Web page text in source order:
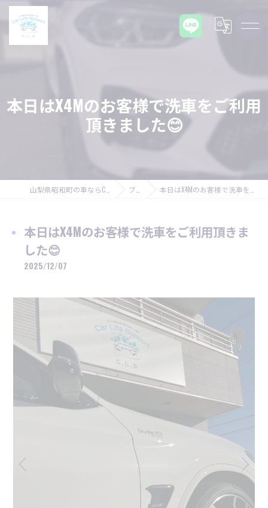
本日はX4Mのお客様で洗車をご利用
頂きました😊
ブログ 本日はX4Mのお客様で洗車をご利用頂きました😊
本日はX4Mのお客様で洗車をご利用頂きま
した😊
2025/12/07